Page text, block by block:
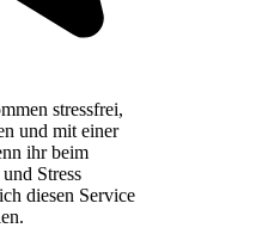
stressfrei,
und mit einer
ihr beim
Stress
diesen Service